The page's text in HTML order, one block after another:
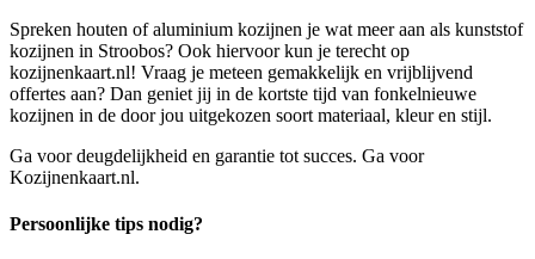
Spreken houten of aluminium kozijnen je wat meer aan als kunststof
kozijnen in Stroobos? Ook hiervoor kun je terecht op
kozijnenkaart.nl! Vraag je meteen gemakkelijk en vrijblijvend
offertes aan? Dan geniet jij in de kortste tijd van fonkelnieuwe
kozijnen in de door jou uitgekozen soort materiaal, kleur en stijl.
Ga voor deugdelijkheid en garantie tot succes. Ga voor
Kozijnenkaart.nl.
Persoonlijke tips nodig?